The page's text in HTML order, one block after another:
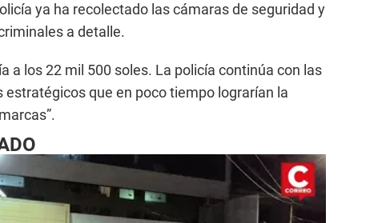
ya ha recolectado las cámaras de seguridad y
a detalle.
a los 22 mil 500 soles. La policía continúa con las
estratégicos que en poco tiempo lograrían la